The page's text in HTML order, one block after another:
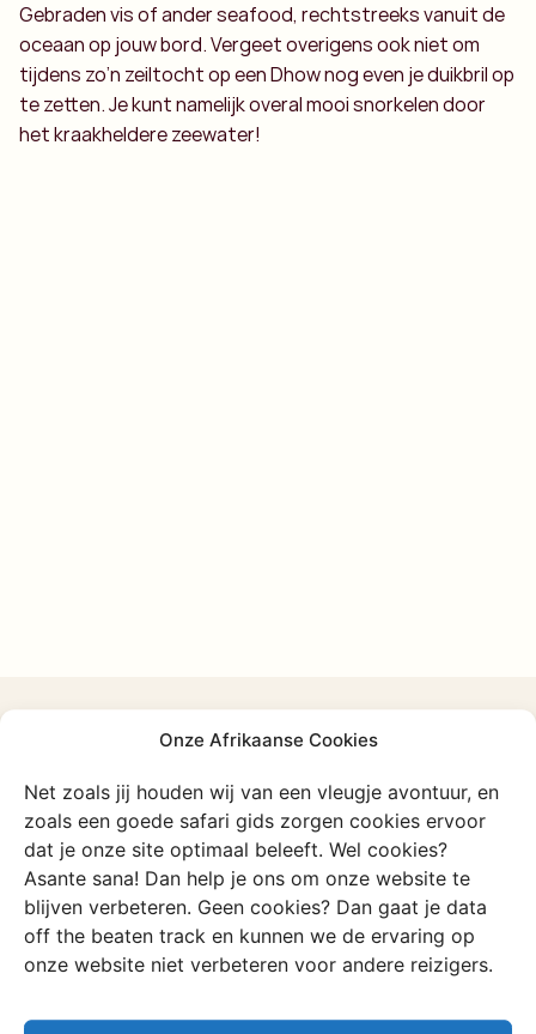
Onze Afrikaanse Cookies
Net zoals jij houden wij van een vleugje avontuur, en
zoals een goede safari gids zorgen cookies ervoor
dat je onze site optimaal beleeft. Wel cookies?
Asante sana! Dan help je ons om onze website te
blijven verbeteren. Geen cookies? Dan gaat je data
off the beaten track en kunnen we de ervaring op
onze website niet verbeteren voor andere reizigers.
Gebraden vis of ander seafood, rechtstreeks vanuit de
oceaan op jouw bord. Vergeet overigens ook niet om
tijdens zo’n zeiltocht op een Dhow nog even je duikbril op
te zetten. Je kunt namelijk overal mooi snorkelen door
het kraakheldere zeewater!
Ontdek meer in
Mozambique
Of blader door al onze unieke en authentieke
ervaringen
Bekijk alle ervaringen